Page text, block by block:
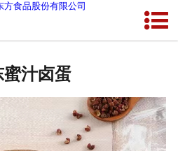
广东熟食品
蜜汁卤蛋